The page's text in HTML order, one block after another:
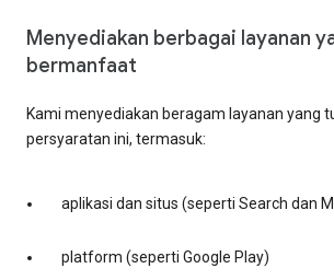
Menyediakan berbagai layanan
bermanfaat
Kami menyediakan beragam layanan yang
persyaratan ini, termasuk:
aplikasi dan situs (seperti Search dan
platform (seperti Google Play)